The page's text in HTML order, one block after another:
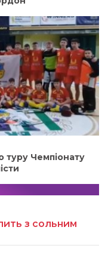
туру Чемпіонату
з сольним